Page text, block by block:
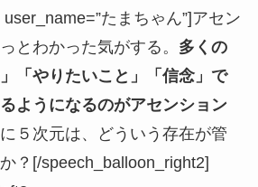
たまちゃん”]アセン
とわかった気がする。 多くの
「やりたいこと」「信念」で
ようになるのがアセンション
５次元は、どういう存在が管
？[/speech_balloon_right2]